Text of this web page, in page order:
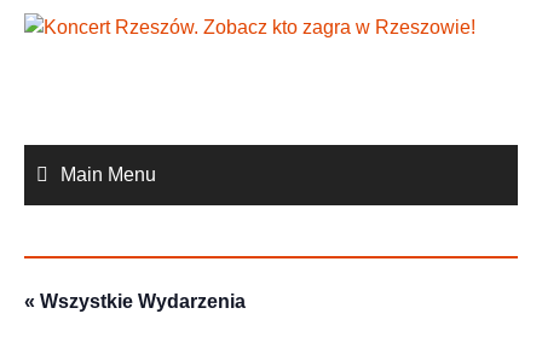
Skip
Main Menu
« Wszystkie Wydarzenia